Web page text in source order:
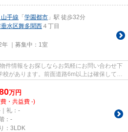
手線 「 学園都市 」駅 徒歩32分
水区舞多聞西 ４丁目
｜募集中： 1室
件情報をお探しならお気軽にお問い合わせ下
があります。前面道路6m以上は確保してい
万円
・共益費 -)
礼：-
：-
：3LDK